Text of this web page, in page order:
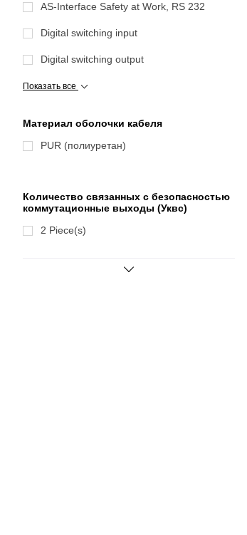
AS-Interface Safety at Work, RS 232
Digital switching input
Digital switching output
Показать все
Материал оболочки кабеля
PUR (полиуретан)
Количество связанных с безопасностью
коммутационные выходы (Уквс)
2 Piece(s)